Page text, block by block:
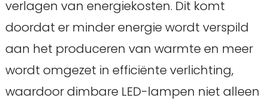
verlagen van energiekosten. Dit komt
doordat er minder energie wordt verspild
aan het produceren van warmte en meer
wordt omgezet in efficiënte verlichting,
waardoor dimbare LED-lampen niet alleen